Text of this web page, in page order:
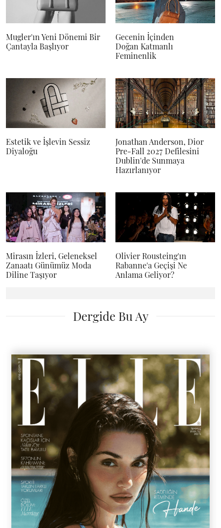
Mugler'ın Yeni Dönemi Bir
Çantayla Başlıyor
Gecenin İçinden
Doğan Katmanlı
Feminenlik
Estetik ve İşlevin Sessiz
Diyaloğu
Jonathan Anderson, Dior
Pre-Fall 2027 Defilesini
Dublin'de Sunmaya
Hazırlanıyor
Mirasın İzleri, Geleneksel
Zanaatı Günümüz Moda
Diline Taşıyor
Olivier Rousteing'ın
Rabanne'a Geçişi Ne
Anlama Geliyor?
Dergide Bu Ay